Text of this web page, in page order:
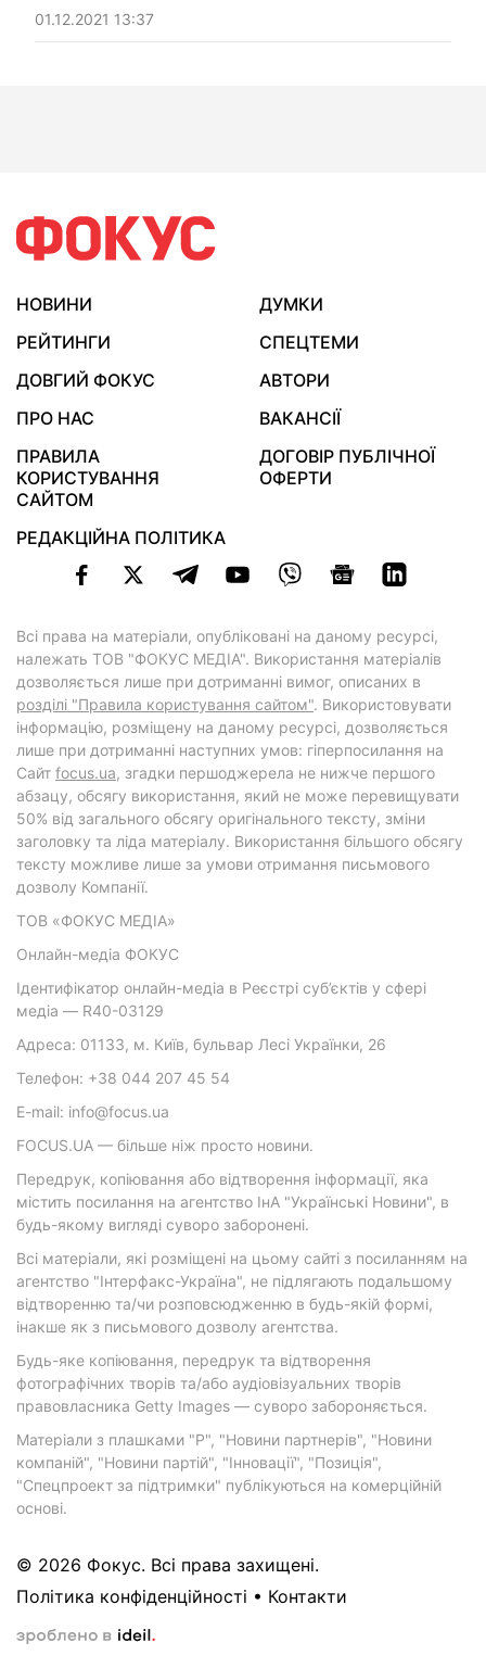
радості.
01.12.2021 13:37
НОВИНИ
ДУМКИ
РЕЙТИНГИ
СПЕЦТЕМИ
ДОВГИЙ ФОКУС
АВТОРИ
ПРО НАС
ВАКАНСІЇ
ПРАВИЛА
КОРИСТУВАННЯ
САЙТОМ
ДОГОВІР ПУБЛІЧНОЇ
ОФЕРТИ
РЕДАКЦІЙНА ПОЛІТИКА
Всі права на матеріали, опубліковані на даному ресурсі,
належать ТОВ "ФОКУС МЕДІА". Використання матеріалів
дозволяється лише при дотриманні вимог, описаних в
розділі "Правила користування сайтом". Використовувати
інформацію, розміщену на даному ресурсі, дозволяється
лише при дотриманні наступних умов: гіперпосилання на
Cайт focus.ua, згадки першоджерела не нижче першого
абзацу, обсягу використання, який не може перевищувати
50% від загального обсягу оригінального тексту, зміни
заголовку та ліда матеріалу. Використання більшого обсягу
тексту можливе лише за умови отримання письмового
дозволу Компанії.
ТОВ «ФОКУС МЕДІА»
Онлайн-медіа ФОКУС
Ідентифікатор онлайн-медіа в Реєстрі суб’єктів у сфері
медіа — R40-03129
Адреса: 01133, м. Київ, бульвар Лесі Українки, 26
Телефон: +38 044 207 45 54
E-mail: info@focus.ua
FOCUS.UA — більше ніж просто новини.
Передрук, копіювання або відтворення інформації, яка
містить посилання на агентство ІнА "Українські Новини", в
будь-якому вигляді суворо заборонені.
Всі матеріали, які розміщені на цьому сайті з посиланням на
агентство "Інтерфакс-Україна", не підлягають подальшому
відтворенню та/чи розповсюдженню в будь-якій формі,
інакше як з письмового дозволу агентства.
Будь-яке копіювання, передрук та відтворення
фотографічних творів та/або аудіовізуальних творів
правовласника Getty Images — суворо забороняється.
Матеріали з плашками "Р", "Новини партнерів", "Новини
компаній", "Новини партій", "Інновації", "Позиція",
"Спецпроект за підтримки" публікуються на комерційній
основі.
© 2026 Фокус. Всі права захищені.
Політика конфіденційності • Контакти